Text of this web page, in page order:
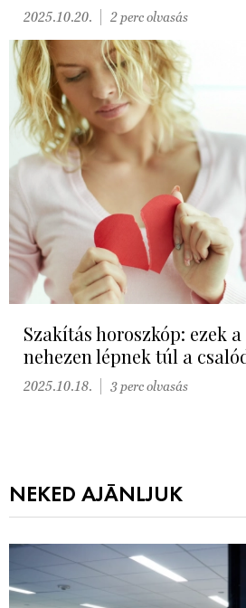
2025.10.20. 2 perc olvasás
Szakítás horoszkóp: ezek
nehezen lépnek túl a
2025.10.18. 3 perc olvasás
NEKED AJÁNLJUK